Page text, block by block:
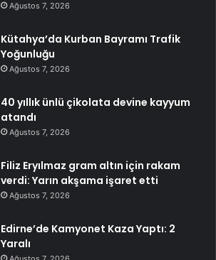
Ağustos 7, 2026
Kütahya’da Kurban Bayramı Trafik
Yoğunluğu
Ağustos 7, 2026
40 yıllık ünlü çikolata devine kayyum
atandı
Ağustos 7, 2026
Filiz Eryılmaz gram altın için rakam
verdi: Yarın akşama işaret etti
Ağustos 7, 2026
Edirne’de Kamyonet Kaza Yaptı: 2
Yaralı